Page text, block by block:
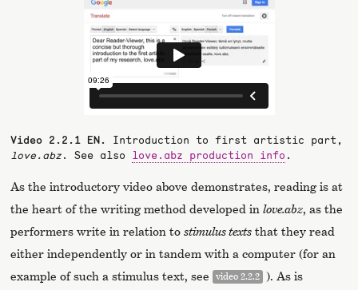
Video 2.2.1 EN. Introduction to first artistic part,
love.abz. See also love.abz production info .
As the introductory video above demonstrates, reading is at
the heart of the writing method developed inlove.abz, as the
performers write in relation tostimulus texts that they read
either independently or in tandem with a computer (for an
example of such a stimulus text, see video 2.2.2 ). As is